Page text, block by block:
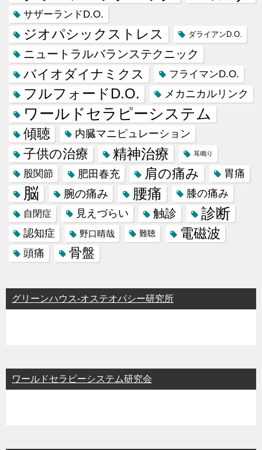
サザーランドD.O.
ジオパシックストレス ダライアンD.O.
ニュートラルバランステクニック
バイオダイナミクス フライマンD.O.
フルフォードD.O. メカニカルリンク
ワールドセラピーシステム
傾聴 内臓マニピュレーション
子供の治療 精神治療 耳鳴り
股関節 肥田春充 肩の痛み 胃痛
脳 腕の痛み 腰痛 膝の痛み
自閉症 見えづらい 触診 診断
認知症 野口晴哉 難聴 電磁波
頭痛 骨盤
グリーンハウス-オステオパシー研究所
ワールドセラピーシステム研究会